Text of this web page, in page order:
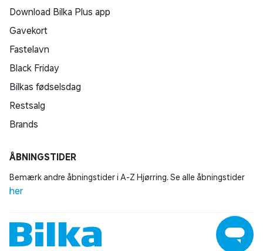
Download Bilka Plus app
Gavekort
Fastelavn
Black Friday
Bilkas fødselsdag
Restsalg
Brands
ÅBNINGSTIDER
Bemærk andre åbningstider i A-Z Hjørring. Se alle åbningstider
her